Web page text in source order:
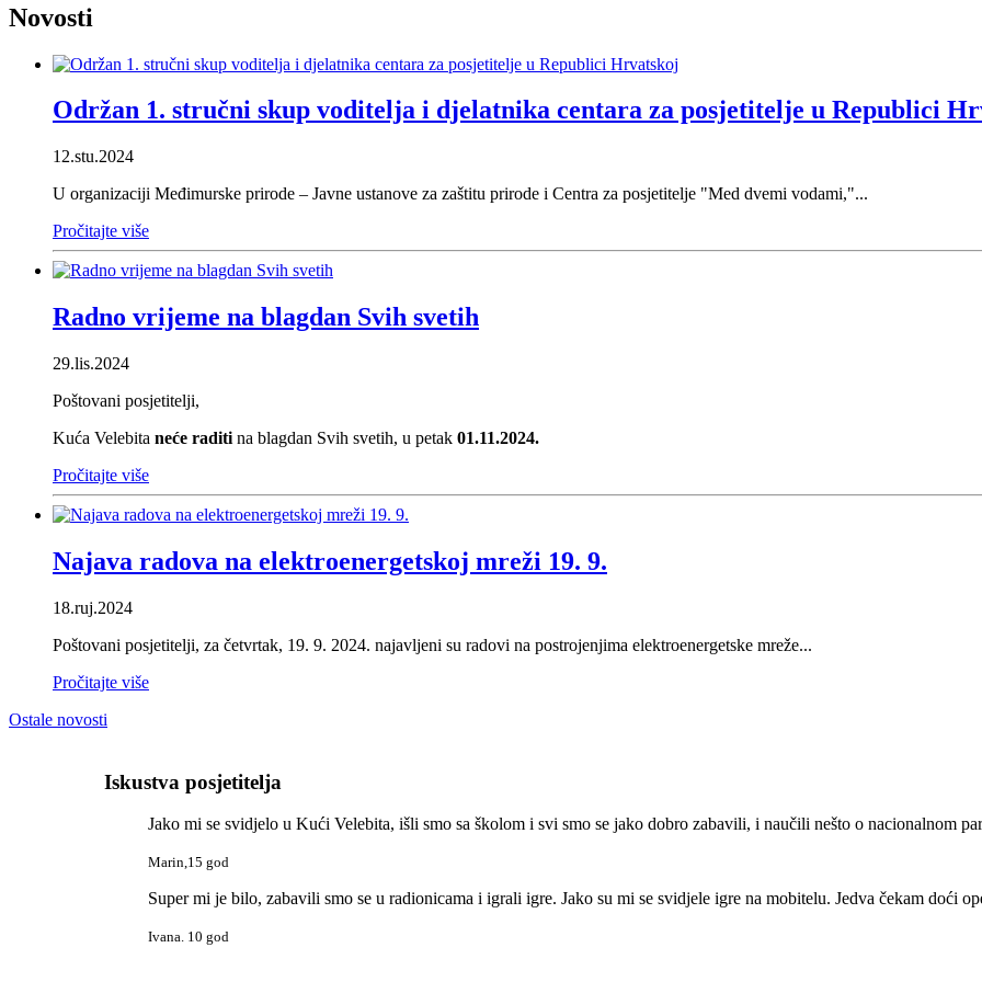
Novosti
Održan 1. stručni skup voditelja i djelatnika centara za posjetitelje u Republici
12.stu.2024
U organizaciji Međimurske prirode – Javne ustanove za zaštitu prirode i Centra za posjetitelje "Med dvemi vodami,"...
Pročitajte više
Radno vrijeme na blagdan Svih svetih
29.lis.2024
Poštovani posjetitelji,
Kuća Velebita neće raditi na blagdan Svih svetih, u petak 01.11.2024.
Pročitajte više
Najava radova na elektroenergetskoj mreži 19. 9.
18.ruj.2024
Poštovani posjetitelji, za četvrtak, 19. 9. 2024. najavljeni su radovi na postrojenjima elektroenergetske mreže...
Pročitajte više
Ostale novosti
Iskustva posjetitelja
Jako mi se svidjelo u Kući Velebita, išli smo sa školom i svi smo se jako dobro zabavili, i naučili nešto o nacionalnom
Marin,15 god
Super mi je bilo, zabavili smo se u radionicama i igrali igre. Jako su mi se svidjele igre na mobitelu. Jedva čekam doći
Ivana. 10 god